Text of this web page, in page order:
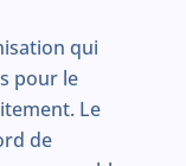
qui
pour le
Le
de